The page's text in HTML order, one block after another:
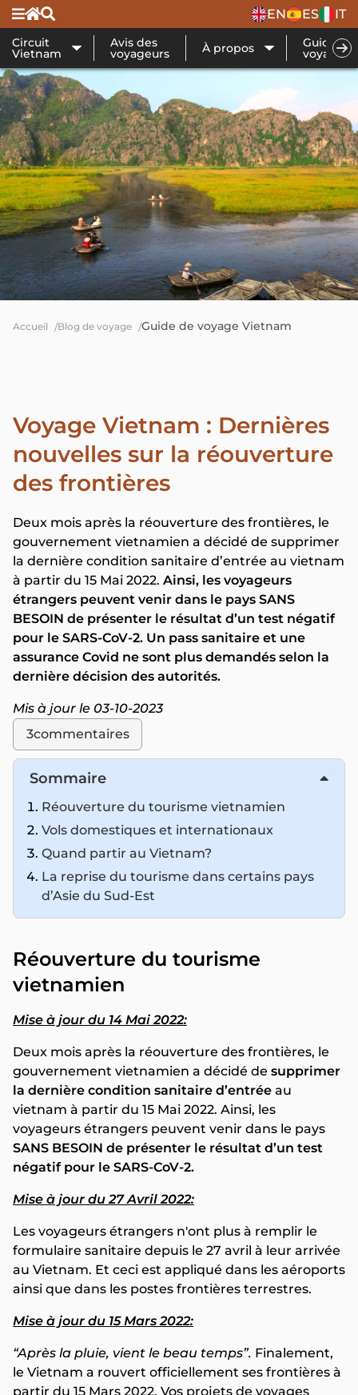
EN ES IT
Circuit
Vietnam
Avis des
voyageurs À propos Guide de
voyage
Accueil Blog de voyage Guide de voyage Vietnam
Voyage Vietnam : Dernières
nouvelles sur la réouverture
des frontières
Deux mois après la réouverture des frontières, le
gouvernement vietnamien a décidé de supprimer
la dernière condition sanitaire d’entrée au vietnam
à partir du 15 Mai 2022. Ainsi, les voyageurs
étrangers peuvent venir dans le pays SANS
BESOIN de présenter le résultat d’un test négatif
pour le SARS-CoV-2. Un pass sanitaire et une
assurance Covid ne sont plus demandés selon la
dernière décision des autorités.
Mis à jour le 03-10-2023
3commentaires
Sommaire
Réouverture du tourisme vietnamien
Vols domestiques et internationaux
Quand partir au Vietnam?
La reprise du tourisme dans certains pays
d’Asie du Sud-Est
Réouverture du tourisme
vietnamien
Mise à jour du 14 Mai 2022:
Deux mois après la réouverture des frontières, le
gouvernement vietnamien a décidé de supprimer
la dernière condition sanitaire d’entrée au
vietnam à partir du 15 Mai 2022. Ainsi, les
voyageurs étrangers peuvent venir dans le pays
SANS BESOIN de présenter le résultat d’un test
négatif pour le SARS-CoV-2.
Mise à jour du 27 Avril 2022:
Les voyageurs étrangers n'ont plus à remplir le
formulaire sanitaire depuis le 27 avril à leur arrivée
au Vietnam. Et ceci est appliqué dans les aéroports
ainsi que dans les postes frontières terrestres.
Mise à jour du 15 Mars 2022:
“Après la pluie, vient le beau temps”. Finalement,
le Vietnam a rouvert officiellement ses frontières à
partir du 15 Mars 2022. Vos projets de voyages